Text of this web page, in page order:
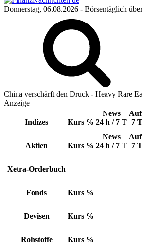
Donnerstag, 06.08.2026 - Börsentäglich
China verschärft den Druck - Heavy Rare
Anzeige
Indizes Kurs %
News
24 h / 7 T 7
Aktien Kurs %
News
24 h / 7 T 7
Xetra-Orderbuch
Fonds Kurs %
Devisen Kurs %
Rohstoffe Kurs %